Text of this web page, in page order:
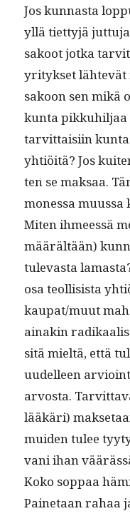
Jos kun­nas­ta
yllä tiet­tyjä
sakoot jot­ka
yri­tyk­set
sakoon sen mikä
kun­ta pikkuhil­jaa
tarvit­taisi­in
yhtiöitä? Jos
ten se mak­saa.
mon­es­sa muus­sa
Miten ihmeessä
määrältään)
tulev­as­ta
osa teol­li­sista
kaupat/muut
ainakin
sitä mieltä, että
uudelleen
arvos­ta.
lääkäri)
muiden tulee
vani ihan
Koko sop­paa
Paine­taan rahaa